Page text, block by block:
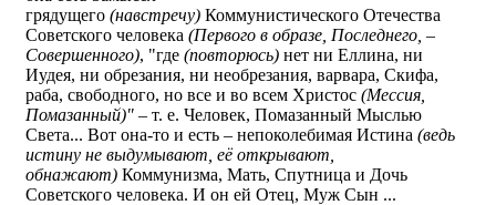
грядущего (навстречу) Коммунистического Отечества
Советского человека (Первого в образе, Последнего, –
Совершенного), "где (повторюсь) нет ни Еллина, ни
Иудея, ни обрезания, ни необрезания, варвара, Скифа,
раба, свободного, но все и во всем Христос (Мессия,
Помазанный)" – т. е. Человек, Помазанный Мыслью
Света... Вот она-то и есть – непоколебимая Истина (ведь
истину не выдумывают, её открывают,
обнажают) Коммунизма, Мать, Спутница и Дочь
Советского человека. И он ей Отец, Муж Сын ...